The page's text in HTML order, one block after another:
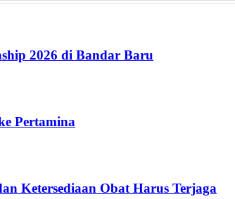
2026 di Bandar Baru
Pertamina
Ketersediaan Obat Harus Terjaga